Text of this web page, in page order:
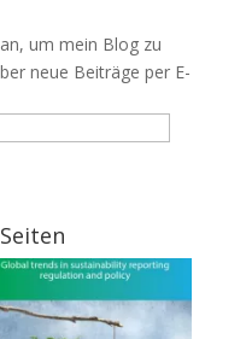
um mein Blog zu
neue Beiträge per E-